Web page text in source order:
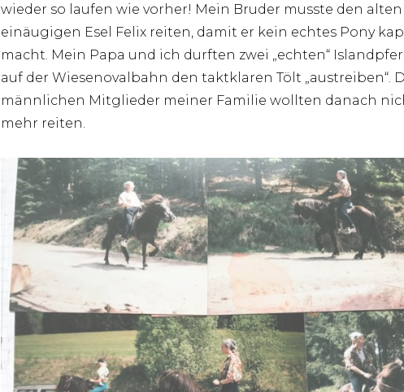
wieder so laufen wie vorher! Mein Bruder musste den alten
einäugigen Esel Felix reiten, damit er kein echtes Pony
macht. Mein Papa und ich durften zwei „echten“
auf der Wiesenovalbahn den taktklaren Tölt „austreiben“.
männlichen Mitglieder meiner Familie wollten danach
mehr reiten.